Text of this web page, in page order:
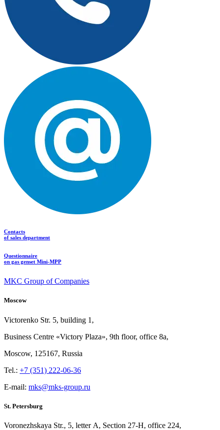
Contacts
of sales department
Questionnaire
on gas genset Mini-MPP
MKC Group of Companies
Moscow
Victorenko Str. 5, building 1,
Business Centre «Victory Plaza», 9th floor, office 8a,
Moscow, 125167, Russia
Tel.: +7 (351) 222-06-36
E-mail: mks@mks-group.ru
St. Petersburg
Voronezhskaya Str., 5, letter A, Section 27-Н, office 224,